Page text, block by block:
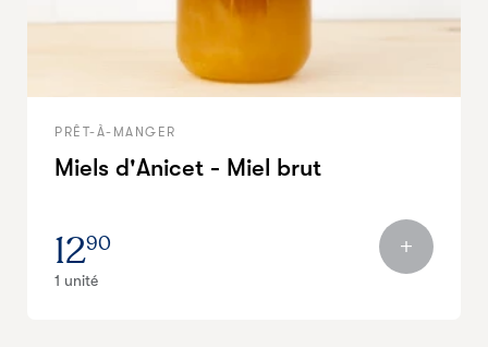
PRÊT-À-MANGER
Miels d'Anicet - Miel brut
1290
1 unité